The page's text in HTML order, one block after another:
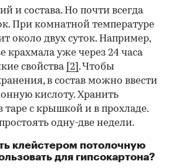
и состава. Но почти всегда
При комнатной температуре
около двух суток. Например,
крахмала уже через 24 часа
свойства [2] . Чтобы
в состав можно ввести
кислоту. Хранить
таре с крышкой и в прохладе.
одну-две недели.
клейстером потолочную
для гипсокартона?